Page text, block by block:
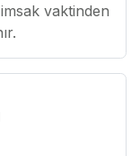
vaktinden